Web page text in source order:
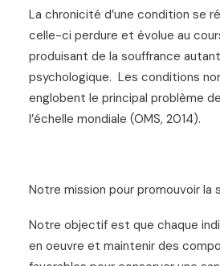
La chronicité d’une condition se
celle-ci perdure et évolue au
produisant de la souffrance
psychologique. Les conditions
englobent le principal problème
l’échelle mondiale (OMS, 2014).
Notre mission pour promouvoir la
Notre objectif est que chaque
en oeuvre et maintenir des